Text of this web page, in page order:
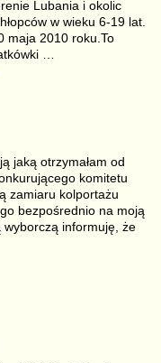
Lubania i okolic
w wieku 6-19 lat.
maja 2010 roku.To
jaką otrzymałam od
komitetu
zamiaru kolportażu
bezpośrednio na moją
informuję, że